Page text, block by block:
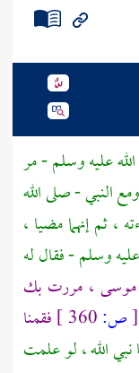
عليه وسلم - مر
النبي - صلى الله
، ثم إنهما مضيا ،
وسلم - فقال له
موسى ، مررت بك
[ص:
فقمنا
نبي الله ، لو علمت